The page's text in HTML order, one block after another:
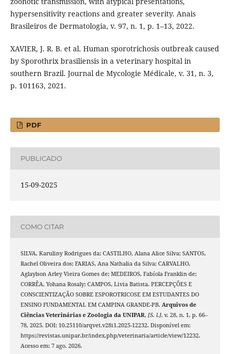
hypersensitivity reactions and greater severity. Anais
Brasileiros de Dermatologia, v. 97, n. 1, p. 1–13, 2022.
XAVIER, J. R. B. et al. Human sporotrichosis outbreak caused
by Sporothrix brasiliensis in a veterinary hospital in
southern Brazil. Journal de Mycologie Médicale, v. 31, n. 3,
p. 101163, 2021.
PDF
PUBLICADO
15-09-2025
COMO CITAR
SILVA, Karuliny Rodrigues da; CASTILHO, Alana Alice Silva; SANTOS,
Rachel Oliveira dos; FARIAS, Ana Nathalia da Silva; CARVALHO,
Aglaylson Arley Vieira Gomes de; MEDEIROS, Fabíola Franklin de;
CORRÊA, Yohana Rosaly; CAMPOS, Livia Batista. PERCEPÇÕES E
CONSCIENTIZAÇÃO SOBRE ESPOROTRICOSE EM ESTUDANTES DO
ENSINO FUNDAMENTAL EM CAMPINA GRANDE-PB. Arquivos de
Ciências Veterinárias e Zoologia da UNIPAR, [S. l.], v. 28, n. 1, p. 66–
78, 2025. DOI: 10.25110/arqvet.v28i1.2025-12232. Disponível em:
https://revistas.unipar.br/index.php/veterinaria/article/view/12232.
Acesso em: 7 ago. 2026.